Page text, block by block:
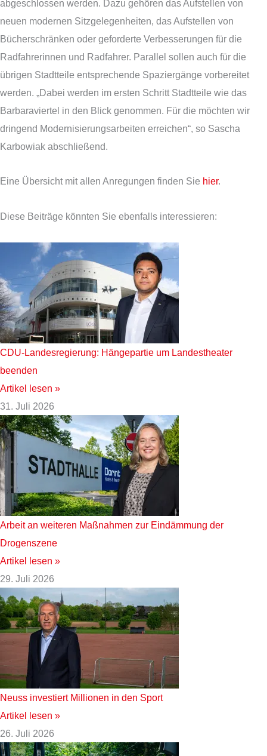
abgeschlossen werden. Dazu gehören das Aufstellen von
neuen modernen Sitzgelegenheiten, das Aufstellen von
Bücherschränken oder geforderte Verbesserungen für die
Radfahrerinnen und Radfahrer. Parallel sollen auch für die
übrigen Stadtteile entsprechende Spaziergänge vorbereitet
werden. „Dabei werden im ersten Schritt Stadtteile wie das
Barbaraviertel in den Blick genommen. Für die möchten wir
dringend Modernisierungsarbeiten erreichen“, so Sascha
Karbowiak abschließend.
Eine Übersicht mit allen Anregungen finden Sie hier.
Diese Beiträge könnten Sie ebenfalls interessieren:
CDU-Landesregierung: Hängepartie um Landestheater
beenden
Artikel lesen »
31. Juli 2026
Arbeit an weiteren Maßnahmen zur Eindämmung der
Drogenszene
Artikel lesen »
29. Juli 2026
Neuss investiert Millionen in den Sport
Artikel lesen »
26. Juli 2026